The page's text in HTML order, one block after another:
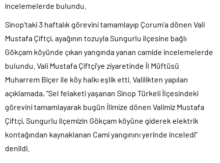
incelemelerde bulundu.
Sinop’taki 3 haftalık görevini tamamlayıp Çorum’a dönen Vali
Mustafa Çiftçi, ayağının tozuyla Sungurlu ilçesine bağlı
Gökçam köyünde çıkan yangında yanan camide incelemelerde
bulundu. Vali Mustafa Çiftçi’ye ziyaretinde İl Müftüsü
Muharrem Biçer ile köy halkı eşlik etti. Valilikten yapılan
açıklamada, “Sel felaketi yaşanan Sinop Türkeli İlçesindeki
görevini tamamlayarak bugün İlimize dönen Valimiz Mustafa
Çiftçi, Sungurlu ilçemizin Gökçam köyüne giderek elektrik
kontağından kaynaklanan Cami yangınını yerinde inceledi”
denildi.